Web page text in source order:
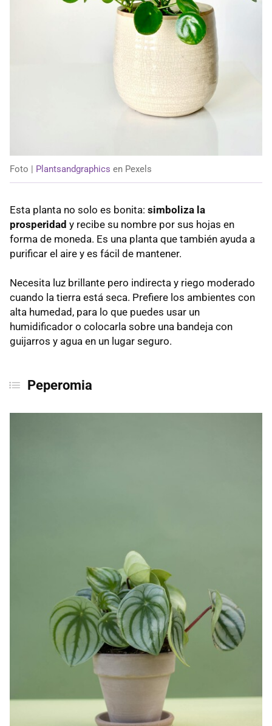
Foto | Plantsandgraphics en Pexels
Esta planta no solo es bonita: simboliza la
prosperidad y recibe su nombre por sus hojas en
forma de moneda. Es una planta que también ayuda a
purificar el aire y es fácil de mantener.
Necesita luz brillante pero indirecta y riego moderado
cuando la tierra está seca. Prefiere los ambientes con
alta humedad, para lo que puedes usar un
humidificador o colocarla sobre una bandeja con
guijarros y agua en un lugar seguro.
Peperomia